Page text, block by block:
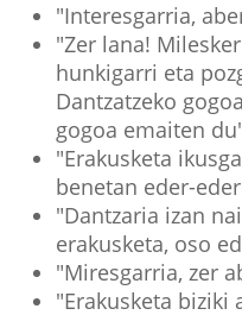
"Interesgarria,
"Zer lana!
hunkigarri eta
Dantzatzeko
gogoa emaiten
"Erakusketa
benetan eder-
"Dantzaria izan
erakusketa, oso
"Miresgarria, zer
"Erakusketa biziki